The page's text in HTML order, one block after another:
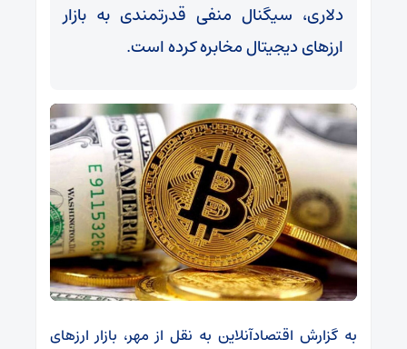
دلاری، سیگنال منفی قدرتمندی به بازار
ارز‌های دیجیتال مخابره کرده است.
به گزارش اقتصادآنلاین به نقل از مهر، بازار ارز‌های